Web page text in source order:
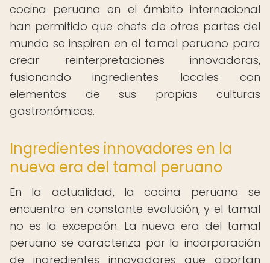
cocina peruana en el ámbito internacional
han permitido que chefs de otras partes del
mundo se inspiren en el tamal peruano para
crear reinterpretaciones innovadoras,
fusionando ingredientes locales con
elementos de sus propias culturas
gastronómicas.
Ingredientes innovadores en la
nueva era del tamal peruano
En la actualidad, la cocina peruana se
encuentra en constante evolución, y el tamal
no es la excepción. La nueva era del tamal
peruano se caracteriza por la incorporación
de ingredientes innovadores que aportan